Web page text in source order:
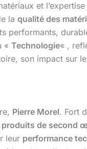
et
la qualité des
performants,
« Technologie« ,
son impact sur
Pierre Morel. Fort
produits de second
leur performance